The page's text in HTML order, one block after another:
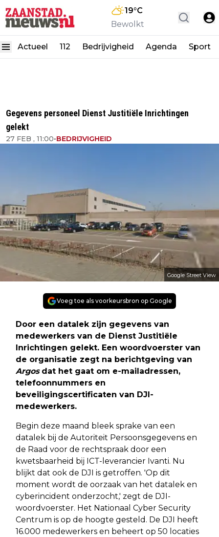
19°C
Bewolkt
Actueel 112 Bedrijvigheid Agenda Sport
Gegevens personeel Dienst Justitiële Inrichtingen
gelekt
27 FEB , 11:00•BEDRIJVIGHEID
Google Street View
Voeg toe als voorkeursbron op Google
Door een datalek zijn gegevens van
medewerkers van de Dienst Justitiële
Inrichtingen gelekt. Een woordvoerster van
de organisatie zegt na berichtgeving van
Argosdat het gaat om e-mailadressen,
telefoonnummers en
beveiligingscertificaten van DJI-
medewerkers.
Begin deze maand bleek sprake van een
datalek bij de Autoriteit Persoonsgegevens en
de Raad voor de rechtspraak door een
kwetsbaarheid bij ICT-leverancier Ivanti. Nu
blijkt dat ook de DJI is getroffen. 'Op dit
moment wordt de oorzaak van het datalek en
cyberincident onderzocht,' zegt de DJI-
woordvoerster. Het Nationaal Cyber Security
Centrum is op de hoogte gesteld. De DJI heeft
16.000 medewerkers en beheert op 50 locaties